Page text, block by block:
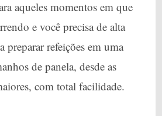
aqueles momentos em que
e você precisa de alta
preparar refeições em uma
de panela, desde as
com total facilidade.